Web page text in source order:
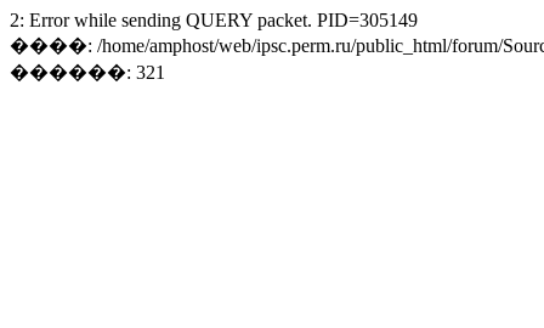
2: Error while sending QUERY packet. PID=305149
����: /home/amphost/web/ipsc.perm.ru/public_html/forum/
������: 321